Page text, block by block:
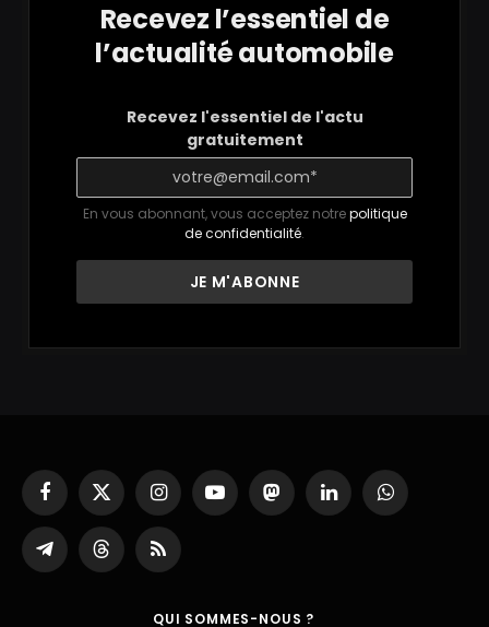
Recevez l’essentiel de
l’actualité automobile
Recevez l'essentiel de l'actu
gratuitement
En vous abonnant, vous acceptez notrepolitique
de confidentialité.
Facebook
X
(Twitter)
InstagramYouTubeMastodonLinkedInWhatsApp
Partager
sur
ThreadsRSS
QUI SOMMES-NOUS ?